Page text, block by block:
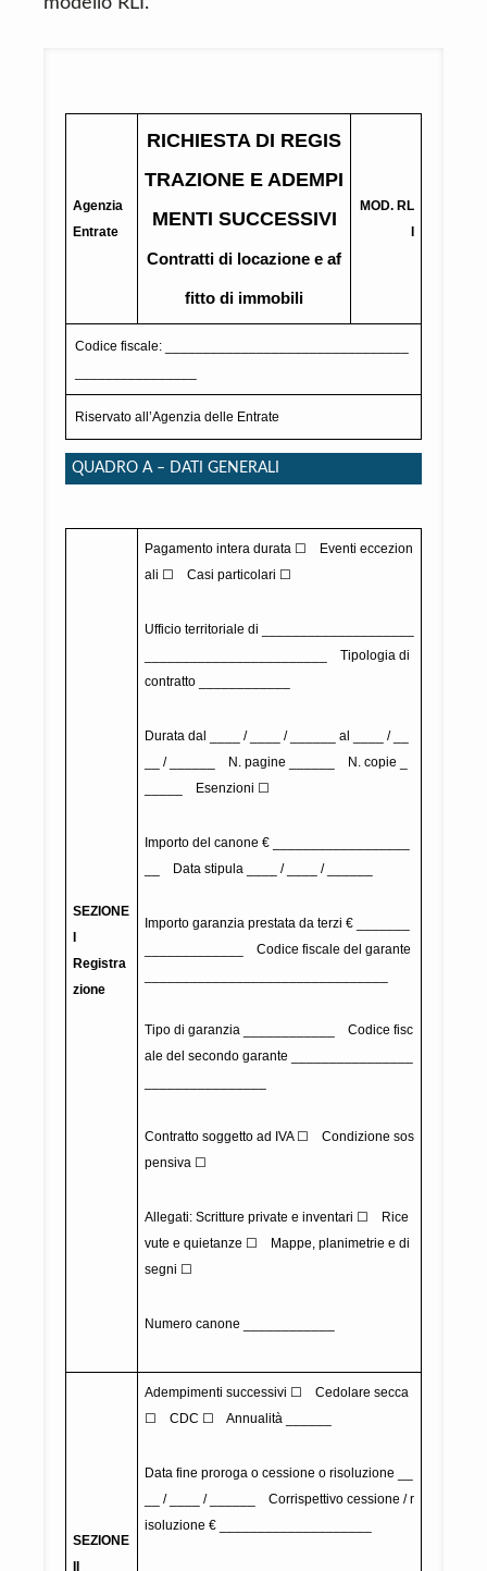
Agenzia
Entrate
RICHIESTA DI REGIS
TRAZIONE E ADEMPI
MENTI SUCCESSIVI
Contratti di locazione e af
fitto di immobili
MOD. RL
Codice fiscale: ________________________________
Riservato all’Agenzia delle Entrate
QUADRO A – DATI GENERALI
SEZIONE
Registra
zione
Pagamento intera durata ☐ Eventi eccezion
ali ☐ Casi particolari ☐
Ufficio territoriale di ____________________
________________________ Tipologia di
contratto ____________
Durata dal ____ / ____ / ______ al ____ / __
__ / ______ N. pagine ______ N. copie _
_____ Esenzioni ☐
Importo del canone € __________________
__ Data stipula ____ / ____ / ______
Importo garanzia prestata da terzi € _______
_____________ Codice fiscale del garante
Tipo di garanzia ____________ Codice fisc
ale del secondo garante ________________
Contratto soggetto ad IVA ☐ Condizione sos
pensiva ☐
Allegati: Scritture private e inventari ☐ Rice
vute e quietanze ☐ Mappe, planimetrie e di
segni ☐
Numero canone ____________
SEZIONE
Adempimenti successivi ☐ Cedolare secca
☐ CDC ☐ Annualità ______
Data fine proroga o cessione o risoluzione __
__ / ____ / ______ Corrispettivo cessione / r
isoluzione € ____________________